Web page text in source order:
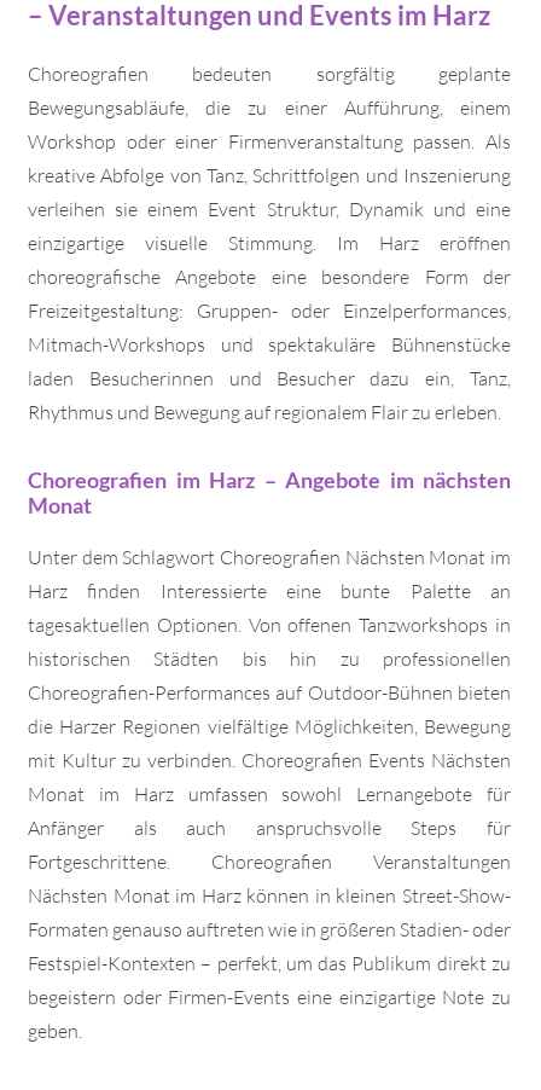
– Veranstaltungen und Events im Harz
Choreografien bedeuten sorgfältig geplante
Bewegungsabläufe, die zu einer Aufführung, einem
Workshop oder einer Firmenveranstaltung passen. Als
kreative Abfolge von Tanz, Schrittfolgen und Inszenierung
verleihen sie einem Event Struktur, Dynamik und eine
einzigartige visuelle Stimmung. Im Harz eröffnen
choreografische Angebote eine besondere Form der
Freizeitgestaltung: Gruppen- oder Einzelperformances,
Mitmach-Workshops und spektakuläre Bühnenstücke
laden Besucherinnen und Besucher dazu ein, Tanz,
Rhythmus und Bewegung auf regionalem Flair zu erleben.
Choreografien im Harz – Angebote im nächsten
Monat
Unter dem Schlagwort Choreografien Nächsten Monat im
Harz finden Interessierte eine bunte Palette an
tagesaktuellen Optionen. Von offenen Tanzworkshops in
historischen Städten bis hin zu professionellen
Choreografien-Performances auf Outdoor-Bühnen bieten
die Harzer Regionen vielfältige Möglichkeiten, Bewegung
mit Kultur zu verbinden. Choreografien Events Nächsten
Monat im Harz umfassen sowohl Lernangebote für
Anfänger als auch anspruchsvolle Steps für
Fortgeschrittene. Choreografien Veranstaltungen
Nächsten Monat im Harz können in kleinen Street-Show-
Formaten genauso auftreten wie in größeren Stadien- oder
Festspiel-Kontexten – perfekt, um das Publikum direkt zu
begeistern oder Firmen-Events eine einzigartige Note zu
geben.